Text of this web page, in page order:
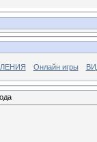
Онлайн игры